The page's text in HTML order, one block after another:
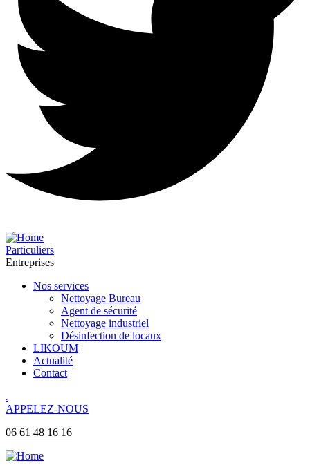
Particuliers
Entreprises
Nos services
Nettoyage Bureau​
Agent de sécurité
Nettoyage industriel
Désinfection de locaux
LIKOUM
Actualité
Contact
.
APPELEZ-NOUS
06 61 48 16 16